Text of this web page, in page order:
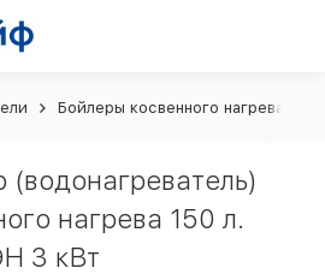
Бойлеры косвенного нагрева
(водонагреватель)
нагрева 150 л.
3 кВт